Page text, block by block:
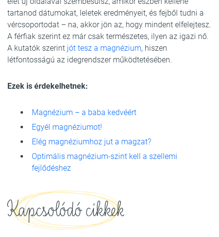
tartanod dátumokat, leletek eredményeit, és fejből tudni a
vércsoportodat – na, akkor jön az, hogy mindent elfelejtesz.
A férfiak szerint ez már csak természetes, ilyen az igazi nő.
A kutatók szerint jót tesz a magnézium, hiszen
létfontosságú az idegrendszer működtetésében.
Ezek is érdekelhetnek:
Magnézium – a baba kedvéért
Egyél magnéziumot!
Elég magnéziumhoz jut a magzat?
Optimális magnézium-szint kell a szellemi
fejlődéshez
Kapcsolódó cikkek